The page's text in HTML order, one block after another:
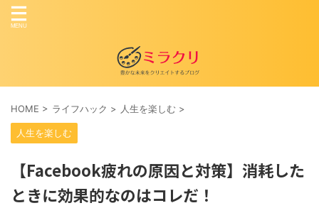
HOME > ライフハック > 人生を楽しむ >
人生を楽しむ
【Facebook疲れの原因と対策】消耗した
ときに効果的なのはコレだ！